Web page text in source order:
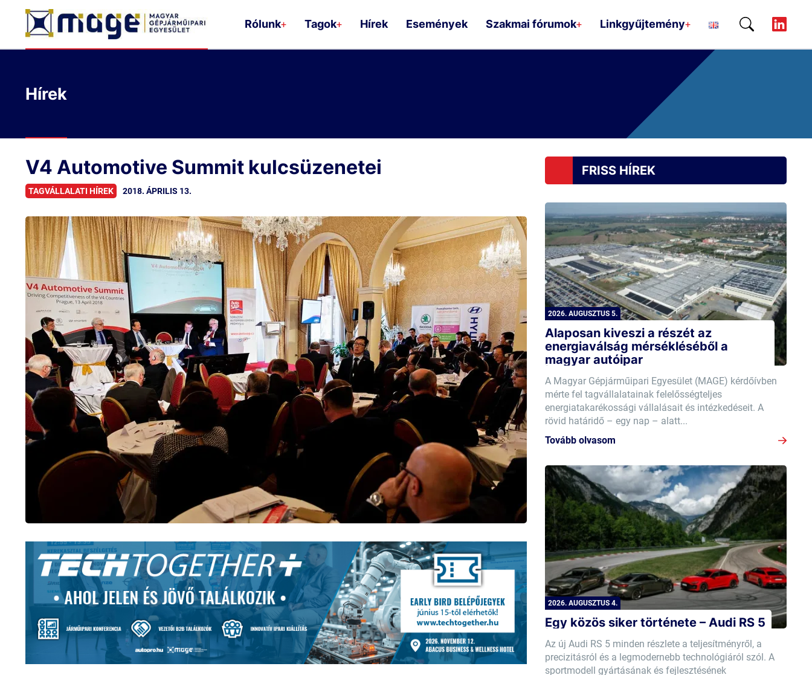
Rólunk+ Tagok+ Hírek Események Szakmai fórumok+ Linkgyűjtemény+
Hírek
V4 Automotive Summit kulcsüzenetei
TAGVÁLLALATI HÍREK 2018. ÁPRILIS 13.
FRISS HÍREK
2026. AUGUSZTUS 5.
Alaposan kiveszi a részét az
energiaválság mérsékléséből a
magyar autóipar
A Magyar Gépjárműipari Egyesület (MAGE) kérdőívben
mérte fel tagvállalatainak felelősségteljes
energiatakarékossági vállalásait és intézkedéseit. A
rövid határidő – egy nap – alatt...
Tovább olvasom
2026. AUGUSZTUS 4.
Egy közös siker története – Audi RS 5
Az új Audi RS 5 minden részlete a teljesítményről, a
precizitásról és a legmodernebb technológiáról szól. A
sportmodell gyártásának és fejlesztésének